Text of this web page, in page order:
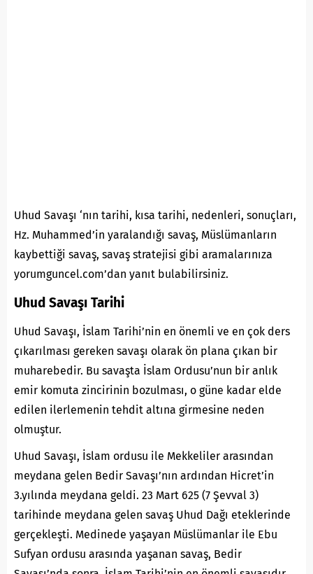
Uhud Savaşı ‘nın tarihi, kısa tarihi, nedenleri, sonuçları,
Hz. Muhammed’in yaralandığı savaş, Müslümanların
kaybettiği savaş, savaş stratejisi gibi aramalarınıza
yorumguncel.com’dan yanıt bulabilirsiniz.
Uhud Savaşı Tarihi
Uhud Savaşı, İslam Tarihi’nin en önemli ve en çok ders
çıkarılması gereken savaşı olarak ön plana çıkan bir
muharebedir. Bu savaşta İslam Ordusu’nun bir anlık
emir komuta zincirinin bozulması, o güne kadar elde
edilen ilerlemenin tehdit altına girmesine neden
olmuştur.
Uhud Savaşı, İslam ordusu ile Mekkeliler arasından
meydana gelen Bedir Savaşı’nın ardından Hicret’in
3.yılında meydana geldi. 23 Mart 625 (7 Şevval 3)
tarihinde meydana gelen savaş Uhud Dağı eteklerinde
gerçekleşti. Medinede yaşayan Müslümanlar ile Ebu
Sufyan ordusu arasında yaşanan savaş, Bedir